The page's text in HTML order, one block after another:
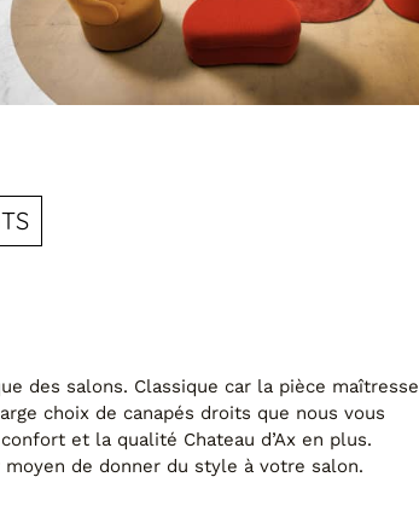
des salons. Classique car la pièce maîtresse
choix de canapés droits que nous vous
et la qualité Chateau d’Ax en plus.
moyen de donner du style à votre salon.